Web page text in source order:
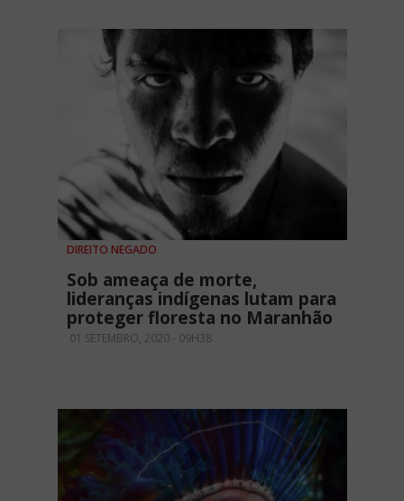
DIREITO NEGADO
Sob ameaça de morte,
lideranças indígenas lutam para
proteger floresta no Maranhão
01 SETEMBRO, 2020 - 09H38